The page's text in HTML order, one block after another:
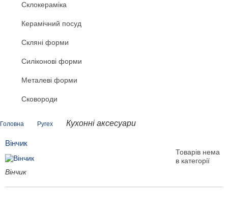
Склокераміка
Керамічний посуд
Скляні форми
Силіконові форми
Металеві форми
Сковороди
Головна Pyrex Кухонні аксесуари
Вінчик
Вінчик
Товарів нема
в категорії